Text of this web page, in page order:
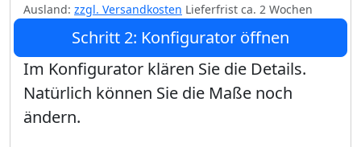
Ausland: zzgl. Versandkosten Lieferfrist ca. 2 Wochen
Schritt 2: Konfigurator öffnen
Im Konfigurator klären Sie die Details.
Natürlich können Sie die Maße noch
ändern.